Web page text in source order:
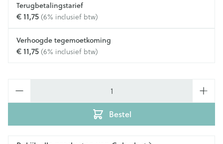
Terugbetalingstarief
€ 11,75 (6% inclusief btw)
Verhoogde tegemoetkoming
€ 11,75 (6% inclusief btw)
Bestel